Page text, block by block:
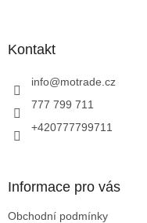
Kontakt
info@motrade.cz
777 799 711
+420777799711
Informace pro vás
Obchodní podmínky